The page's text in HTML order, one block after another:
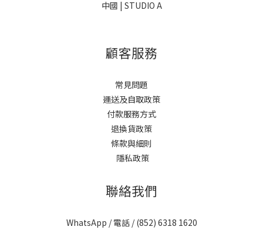
中國 | STUDIO A
顧客服務
常見問題
運送及自取政策
付款服務方式
退換貨政策
條款與細則
隱私政策
聯絡我們
WhatsApp / 電話 / (852) 6318 1620